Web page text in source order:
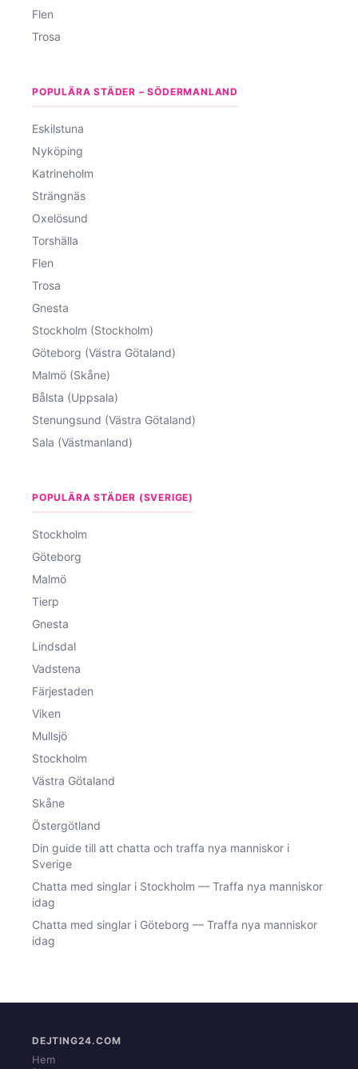
Flen
Trosa
POPULÄRA STÄDER – SÖDERMANLAND
Eskilstuna
Nyköping
Katrineholm
Strängnäs
Oxelösund
Torshälla
Flen
Trosa
Gnesta
Stockholm (Stockholm)
Göteborg (Västra Götaland)
Malmö (Skåne)
Bålsta (Uppsala)
Stenungsund (Västra Götaland)
Sala (Västmanland)
POPULÄRA STÄDER (SVERIGE)
Stockholm
Göteborg
Malmö
Tierp
Gnesta
Lindsdal
Vadstena
Färjestaden
Viken
Mullsjö
Stockholm
Västra Götaland
Skåne
Östergötland
Din guide till att chatta och traffa nya manniskor i
Sverige
Chatta med singlar i Stockholm — Traffa nya manniskor
idag
Chatta med singlar i Göteborg — Traffa nya manniskor
idag
DEJTING24.COM
Hem